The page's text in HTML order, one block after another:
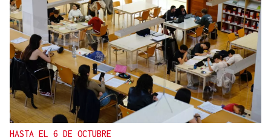
HASTA EL 6 DE OCTUBRE